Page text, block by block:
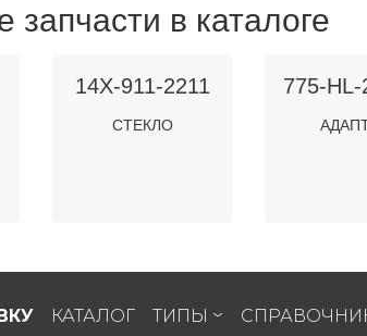
запчасти в каталоге
14X-911-2211
СТЕКЛО
775-HL-
КАТАЛОГ ТИПЫ